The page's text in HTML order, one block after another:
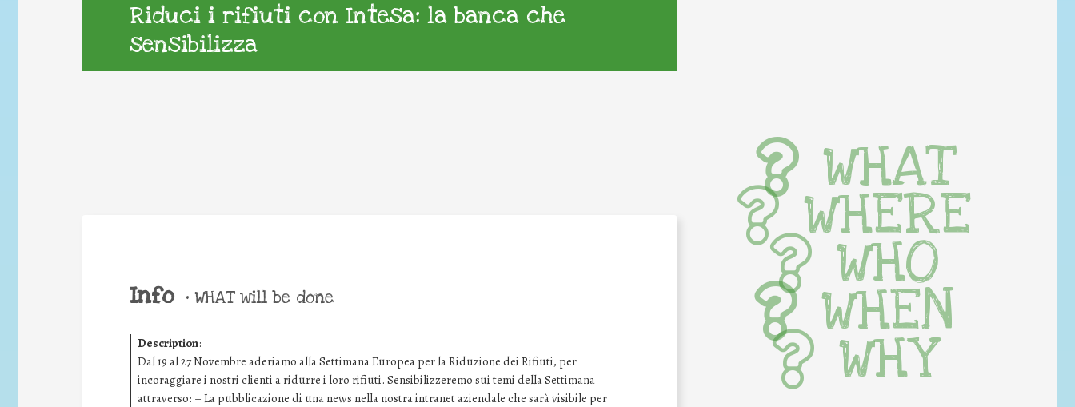
Riduci i rifiuti con Intesa: la banca che
sensibilizza
Info • WHAT will be done
Description:
Dal 19 al 27 Novembre aderiamo alla Settimana Europea per la Riduzione dei Rifiuti, per
incoraggiare i nostri clienti a ridurre i loro rifiuti. Sensibilizzeremo sui temi della Settimana
attraverso: – La pubblicazione di una news nella nostra intranet aziendale che sarà visibile per
WHAT
WHERE
WHO
WHEN
WHY